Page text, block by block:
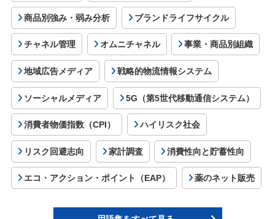
商品別強み・弱み分析 ブランドライフサイクル
チャネル管理 オムニチャネル 事業・商品別組織
地域広告メディア 戦略的物流情報システム
ソーシャルメディア 5G（第5世代移動通信システム）
消費者物価指数（CPI） ハイリスク社会
リスク回避志向 家計調査 消費性向と貯蓄性向
エコ・アクション・ポイント（EAP） 薬のネット販売